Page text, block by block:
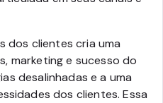
dos clientes cria uma
marketing e sucesso do
desalinhadas e a uma
dos clientes. Essa